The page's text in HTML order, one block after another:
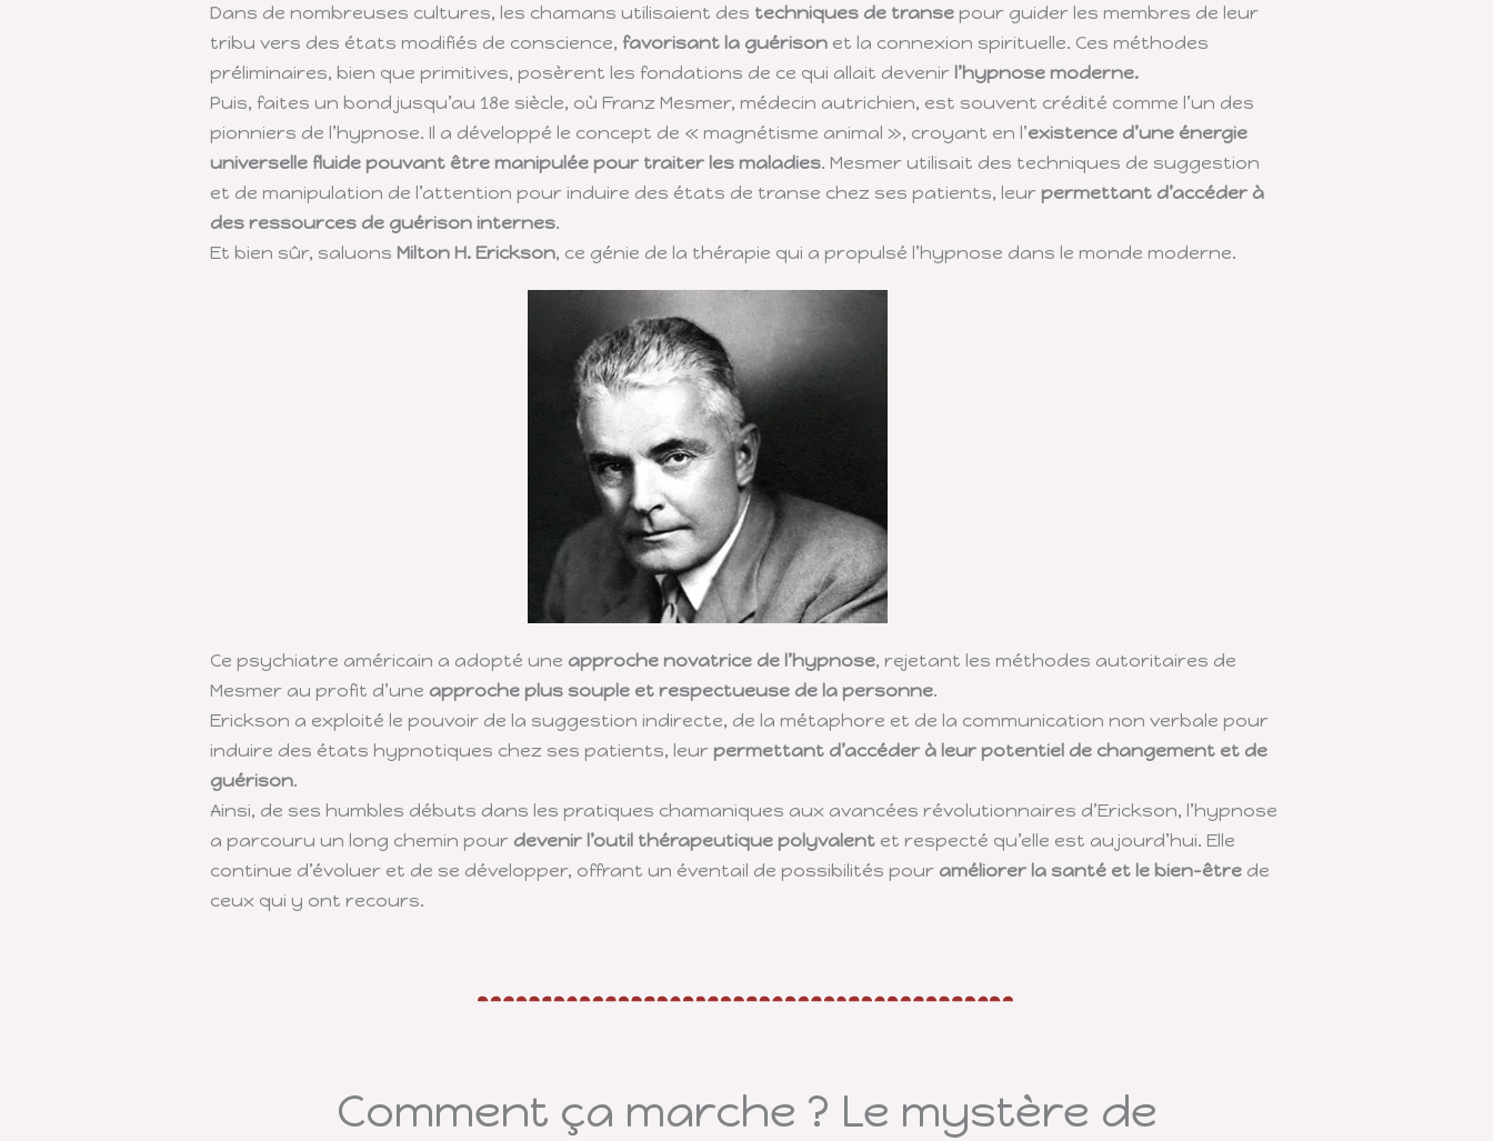
Dans de nombreuses cultures, les chamans utilisaient des techniques de transepour guider les membres de leur
tribu vers des états modifiés de conscience, favorisant la guérisonet la connexion spirituelle. Ces méthodes
préliminaires, bien que primitives, posèrent les fondations de ce qui allait devenir l’hypnose moderne.
Puis, faites un bond jusqu’au 18e siècle, où Franz Mesmer, médecin autrichien, est souvent crédité comme l’un des
pionniers de l’hypnose. Il a développé le concept de « magnétisme animal », croyant en l’existence d’une énergie
universelle fluide pouvant être manipulée pour traiter les maladies. Mesmer utilisait des techniques de suggestion
et de manipulation de l’attention pour induire des états de transe chez ses patients, leur permettant d’accéder à
des ressources de guérison internes.
Et bien sûr, saluons Milton H. Erickson, ce génie de la thérapie qui a propulsé l’hypnose dans le monde moderne.
Ce psychiatre américain a adopté une approche novatrice de l’hypnose, rejetant les méthodes autoritaires de
Mesmer au profit d’une approche plus souple et respectueuse de la personne.
Erickson a exploité le pouvoir de la suggestion indirecte, de la métaphore et de la communication non verbale pour
induire des états hypnotiques chez ses patients, leur permettant d’accéder à leur potentiel de changement et de
guérison.
Ainsi, de ses humbles débuts dans les pratiques chamaniques aux avancées révolutionnaires d’Erickson, l’hypnose
a parcouru un long chemin pour devenir l’outil thérapeutique polyvalentet respecté qu’elle est aujourd’hui. Elle
continue d’évoluer et de se développer, offrant un éventail de possibilités pour améliorer la santé et le bien-êtrede
ceux qui y ont recours.
Comment ça marche ? Le mystère de